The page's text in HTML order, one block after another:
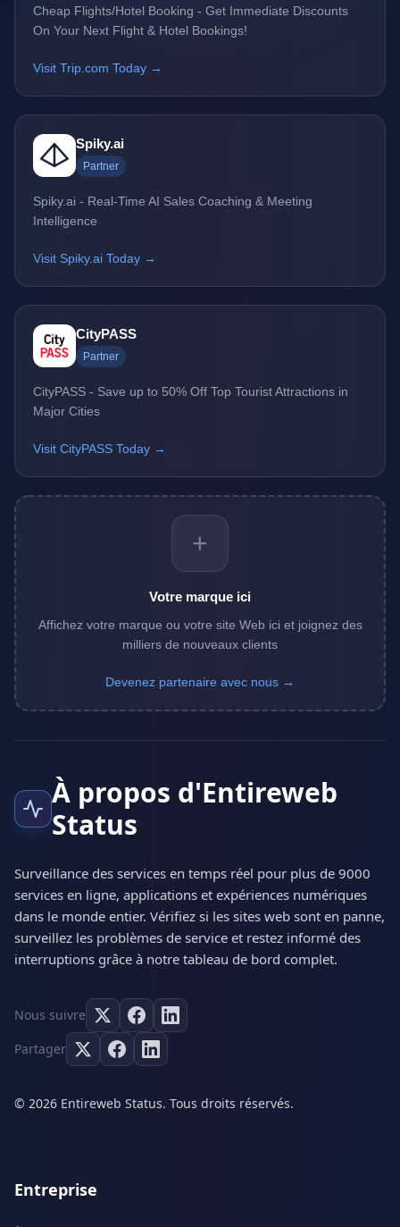
Cheap Flights/Hotel Booking - Get Immediate Discounts
On Your Next Flight & Hotel Bookings!
Visit Trip.com Today →
Spiky.ai
Partner
Spiky.ai - Real-Time AI Sales Coaching & Meeting
Intelligence
Visit Spiky.ai Today →
CityPASS
Partner
CityPASS - Save up to 50% Off Top Tourist Attractions in
Major Cities
Visit CityPASS Today →
+
Votre marque ici
Affichez votre marque ou votre site Web ici et joignez des
milliers de nouveaux clients
Devenez partenaire avec nous →
À propos d'Entireweb
Status
Surveillance des services en temps réel pour plus de 9000
services en ligne, applications et expériences numériques
dans le monde entier. Vérifiez si les sites web sont en panne,
surveillez les problèmes de service et restez informé des
interruptions grâce à notre tableau de bord complet.
Nous suivre
Partager
© 2026 Entireweb Status. Tous droits réservés.
Entreprise